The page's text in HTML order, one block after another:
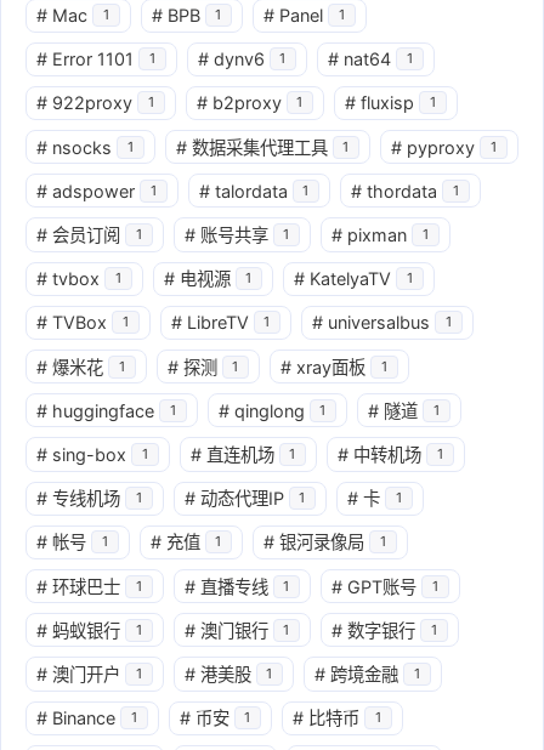
# Mac 1 # BPB 1 # Panel 1
# Error 1101 1 # dynv6 1 # nat64 1
# 922proxy 1 # b2proxy 1 # fluxisp 1
# nsocks 1 # 数据采集代理工具 1 # pyproxy 1
# adspower 1 # talordata 1 # thordata 1
# 会员订阅 1 # 账号共享 1 # pixman 1
# tvbox 1 # 电视源 1 # KatelyaTV 1
# TVBox 1 # LibreTV 1 # universalbus 1
# 爆米花 1 # 探测 1 # xray面板 1
# huggingface 1 # qinglong 1 # 隧道 1
# sing-box 1 # 直连机场 1 # 中转机场 1
# 专线机场 1 # 动态代理IP 1 # 卡 1
# 帐号 1 # 充值 1 # 银河录像局 1
# 环球巴士 1 # 直播专线 1 # GPT账号 1
# 蚂蚁银行 1 # 澳门银行 1 # 数字银行 1
# 澳门开户 1 # 港美股 1 # 跨境金融 1
# Binance 1 # 币安 1 # 比特币 1